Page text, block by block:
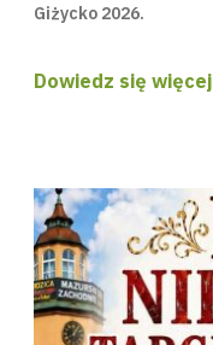
Giżycko 2026.
Dowiedz się więcej